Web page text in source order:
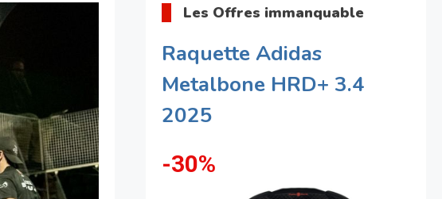
Les Offres immanquable
Raquette Adidas
Metalbone HRD+ 3.4
2025
-30%